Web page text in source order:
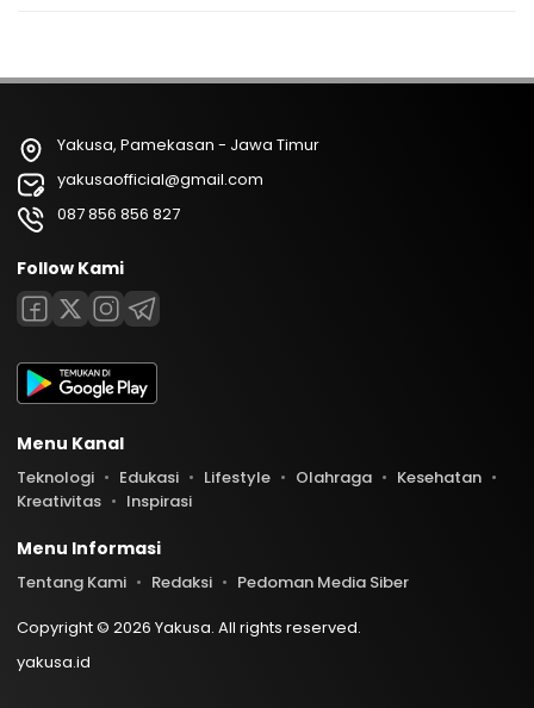
Yakusa, Pamekasan - Jawa Timur
yakusaofficial@gmail.com
087 856 856 827
Follow Kami
Menu Kanal
Teknologi Edukasi Lifestyle Olahraga
Kesehatan
Kreativitas
Inspirasi
Menu Informasi
Tentang Kami Redaksi
Pedoman Media Siber
Copyright © 2026 Yakusa. All rights reserved.
yakusa.id